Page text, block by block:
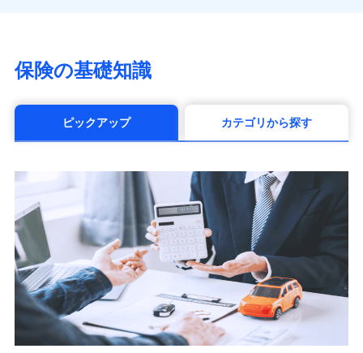
マニュライフ生命保険株式会社
（https://www.manulife.co.jp/）
（https://www.msa-life.co.jp/）
メットライフ生命株式会社(https://www.metlife.co.jp/)
■少額短期保険
株式会社アシロ少額短期保険 (https://kailash.co.jp/)
SBIいきいき少額短期保険会社 (https://www.i-
sedai.com/)
SBIペット少額短期保険株式会社 (https://www.sbipet-
ssi.co.jp/)
SBIリスタ少額短期保険会社
(https://www.jishin.co.jp/)
スマートプラス少額短期保険株式会社
保険の基礎知識
ピックアップ カテゴリから探す